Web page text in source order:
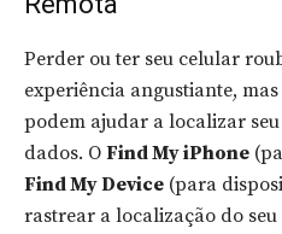
Perder ou ter seu celular
experiência angustiante,
podem ajudar a localizar
dados. O Find My iPhone
Find My Device (para
rastrear a localização do